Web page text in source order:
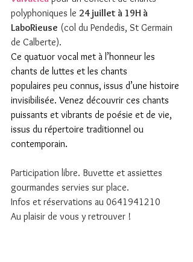
polyphoniques le 24 juillet à 19H à
LaboRieuse (col du Pendedis, St Germain
de Calberte).
Ce quatuor vocal met à l’honneur les
chants de luttes et les chants
populaires peu connus, issus d’une histoire
invisibilisée. Venez découvrir ces chants
puissants et vibrants de poésie et de vie,
issus du répertoire traditionnel ou
contemporain.
Participation libre. Buvette et assiettes
gourmandes servies sur place.
Infos et réservations au 0641941210
Au plaisir de vous y retrouver !